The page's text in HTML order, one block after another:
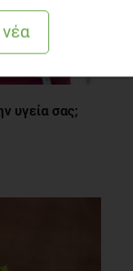
υγεία σας;